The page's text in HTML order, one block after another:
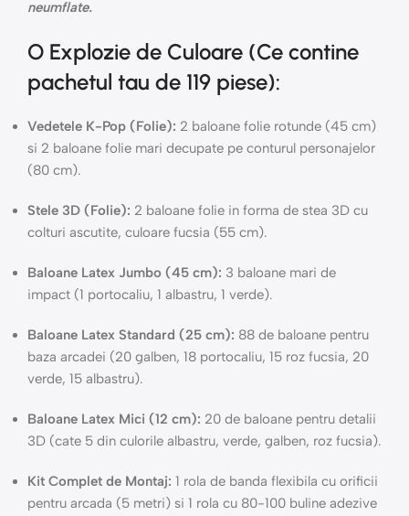
neumflate.
O Explozie de Culoare (Ce contine
pachetul tau de 119 piese):
Vedetele K-Pop (Folie): 2 baloane folie rotunde (45 cm)
si 2 baloane folie mari decupate pe conturul personajelor
(80 cm).
Stele 3D (Folie): 2 baloane folie in forma de stea 3D cu
colturi ascutite, culoare fucsia (55 cm).
Baloane Latex Jumbo (45 cm): 3 baloane mari de
impact (1 portocaliu, 1 albastru, 1 verde).
Baloane Latex Standard (25 cm): 88 de baloane pentru
baza arcadei (20 galben, 18 portocaliu, 15 roz fucsia, 20
verde, 15 albastru).
Baloane Latex Mici (12 cm): 20 de baloane pentru detalii
3D (cate 5 din culorile albastru, verde, galben, roz fucsia).
Kit Complet de Montaj: 1 rola de banda flexibila cu orificii
pentru arcada (5 metri) si 1 rola cu 80-100 buline adezive